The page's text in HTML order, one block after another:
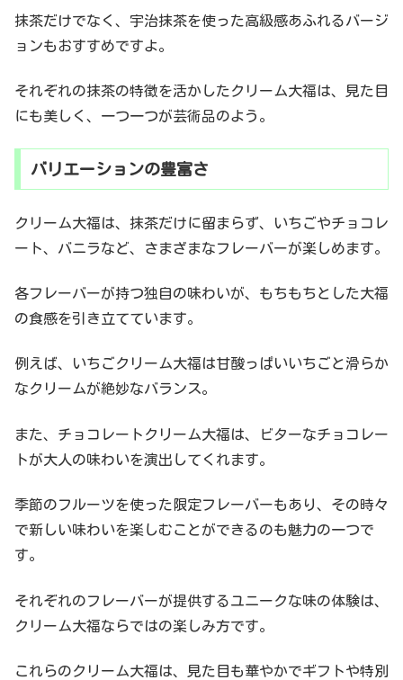
抹茶だけでなく、宇治抹茶を使った高級感あふれるバージ
ョンもおすすめですよ。
それぞれの抹茶の特徴を活かしたクリーム大福は、見た目
にも美しく、一つ一つが芸術品のよう。
バリエーションの豊富さ
クリーム大福は、抹茶だけに留まらず、いちごやチョコレ
ート、バニラなど、さまざまなフレーバーが楽しめます。
各フレーバーが持つ独自の味わいが、もちもちとした大福
の食感を引き立てています。
例えば、いちごクリーム大福は甘酸っぱいいちごと滑らか
なクリームが絶妙なバランス。
また、チョコレートクリーム大福は、ビターなチョコレー
トが大人の味わいを演出してくれます。
季節のフルーツを使った限定フレーバーもあり、その時々
で新しい味わいを楽しむことができるのも魅力の一つで
す。
それぞれのフレーバーが提供するユニークな味の体験は、
クリーム大福ならではの楽しみ方です。
これらのクリーム大福は、見た目も華やかでギフトや特別